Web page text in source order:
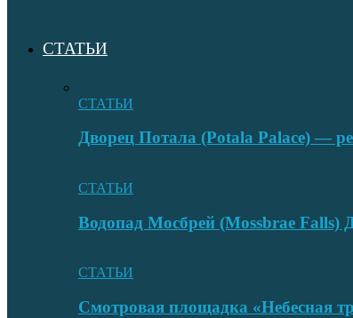
СТАТЬИ
СТАТЬИ
Дворец Потала (Potala Palace) —
СТАТЬИ
Водопад Мосбрей (Mossbrae
СТАТЬИ
Смотровая площадка «Небесная